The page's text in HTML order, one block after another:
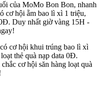
của MoMo Bon Bon, nhanh
cơ hội ẵm bao lì xì 1 triệu,
Duy nhất giờ vàng 15H -
cơ hội khui trúng bao lì xì
thẻ quà nạp data 0Đ.
cơ hội săn hàng loạt quà